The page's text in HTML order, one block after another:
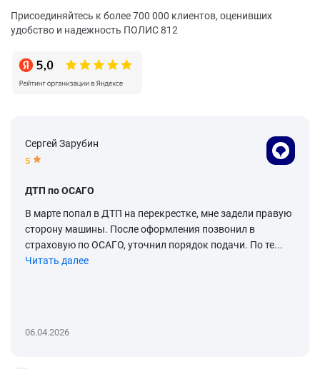
Присоединяйтесь к более 700 000 клиентов, оценивших
удобство и надежность ПОЛИС 812
Сергей Зарубин
5
ДТП по ОСАГО
В марте попал в ДТП на перекрестке, мне задели правую
сторону машины. После оформления позвонил в
страховую по ОСАГО, уточнил порядок подачи. По те...
Читать далее
06.04.2026